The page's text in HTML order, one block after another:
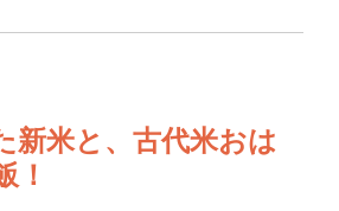
新米と、古代米おは
！